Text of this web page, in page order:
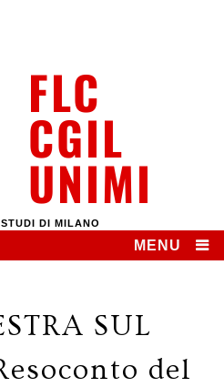
FLC
CGIL
UNIMI
DI MILANO
MENU
SUL
del